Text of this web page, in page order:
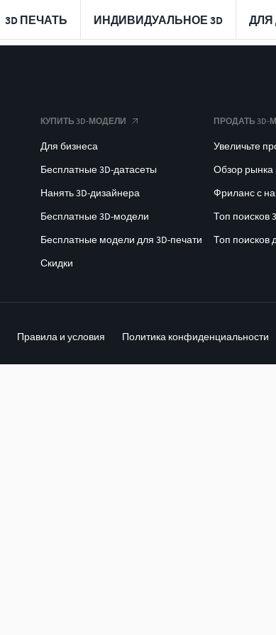
3D ПЕЧАТЬ ИНДИВИДУАЛЬНОЕ 3D ДЛЯ
КУПИТЬ 3D-МОДЕЛИ
Для бизнеса
Бесплатные 3D-датасеты
Нанять 3D-дизайнера
Бесплатные 3D-модели
Бесплатные модели для 3D-печати
Скидки
ПРОДАТЬ 3D-
Увеличьте
Обзор рынка
Фриланс с
Топ поисков
Топ поисков
Правила и условия Политика конфиденциальности